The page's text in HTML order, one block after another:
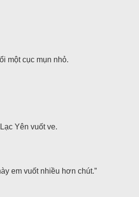
một cục mụn nhỏ.
Yên vuốt ve.
em vuốt nhiều hơn chút.”